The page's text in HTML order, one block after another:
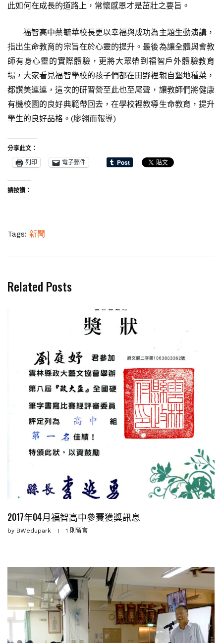
此如何在成長的道路上，常懷感恩才是茁壯之要旨。
福智高中蔡毓華校長更以幸福與成功為主題生動演講，
指出生命教育的宗旨在於心靈的提升。最後為讓全體與會教
師有身心靈的實際體驗，更將大眾帶到福智戶外體驗教育
場，大家看見福智學校的孩子們都在田野裡親自墾地種菜，
都讚美連連，這次的研習營至此也至尾聲，讓教師們將健康
有機校園的良好典範帶回去，在學校裡教導生命教育，提升
學生的良好品格。(廖翎而報導)
分享此文：
列印
電子郵件
請按讚：
Tags: 新聞
Related Posts
2017年04月福智高中參賽獲獎訊息
by BWedupark 1 則留言